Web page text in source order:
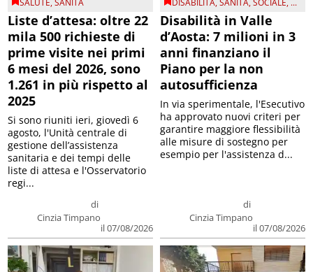
SALUTE,SANITÀ
Liste d’attesa: oltre 22
mila 500 richieste di
prime visite nei primi
6 mesi del 2026, sono
1.261 in più rispetto al
2025
di
Cinzia Timpano
il 07/08/2026
Si sono riuniti ieri, giovedì 6
agosto, l'Unità centrale di
gestione dell’assistenza
sanitaria e dei tempi delle
liste di attesa e l'Osservatorio
regi...
DISABILITÀ,SANITÀ,SOCIALE, ...
Disabilità in Valle
d’Aosta: 7 milioni in 3
anni finanziano il
Piano per la non
autosufficienza
di
Cinzia Timpano
il 07/08/2026
In via sperimentale, l'Esecutivo
ha approvato nuovi criteri per
garantire maggiore flessibilità
alle misure di sostegno per
esempio per l'assistenza d...